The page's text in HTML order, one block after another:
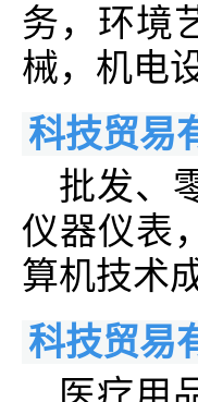
务，环境
械，机电
科技贸易
批发、
仪器仪表
算机技术
科技贸易